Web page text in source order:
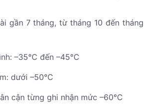
gần 7 tháng, từ tháng 10 đến tháng
–35°C đến –45°C
dưới –50°C
cận từng ghi nhận mức –60°C